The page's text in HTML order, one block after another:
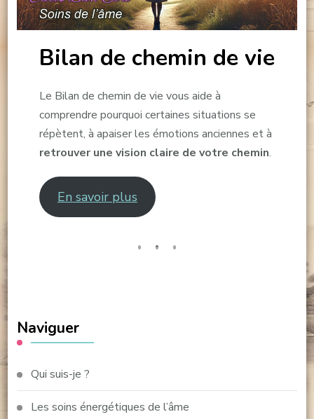
Bilan de chemin de vie
Le Bilan de chemin de vie vous aide à
comprendre pourquoi certaines situations se
répètent, à apaiser les émotions anciennes et à
retrouver une vision claire de votre chemin.
En savoir plus
Naviguer
Qui suis-je ?
Les soins énergétiques de l’âme